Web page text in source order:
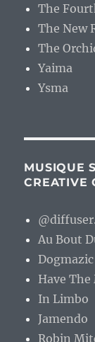
The
The New
The
Yaima
Ysma
MUSIQUE
CREATIVE
Au Bout
Dogmazic
Have
In Limbo
Jamendo
Robin